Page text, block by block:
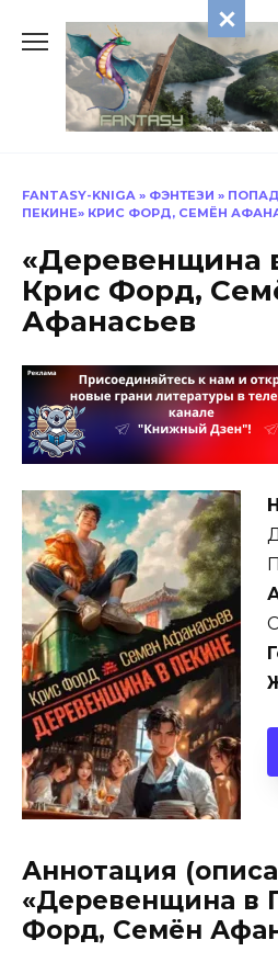
содержанию
FANTASY-KNIGA » ФЭНТЕЗИ »
ПЕКИНЕ» КРИС ФОРД, СЕМЁН
«Деревенщина
Крис Форд,
Афанасьев
Аннотация
«Деревенщина в
Форд, Семён